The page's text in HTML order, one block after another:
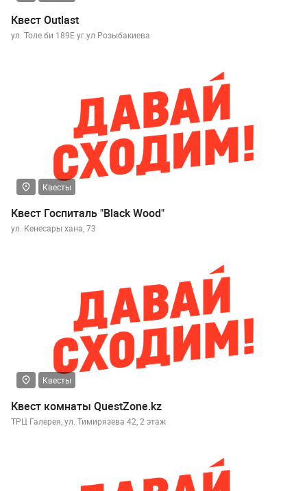
Квест Outlast
ул. Толе би 189Е уг.ул Розыбакиева
Квесты
Квест Госпиталь "Black Wood"
ул. Кенесары хана, 73
Квесты
Квест комнаты QuestZone.kz
ТРЦ Галерея, ул. Тимирязева 42, 2 этаж